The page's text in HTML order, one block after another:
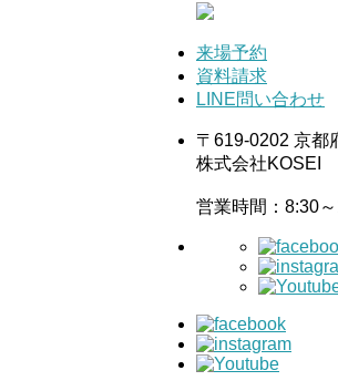
来場予約
資料請求
LINE問い合わせ
〒619-0202 京都
株式会社KOSEI
営業時間：8:30